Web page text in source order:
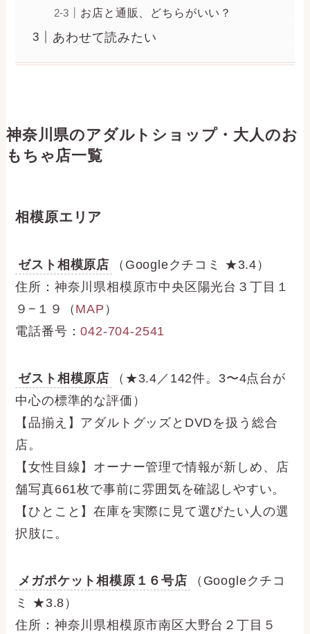
お店と通販、どちらがいい？
あわせて読みたい
神奈川県のアダルトショップ・大人のお
もちゃ店一覧
相模原エリア
ゼスト相模原店
（Googleクチコミ ★3.4）
住所：神奈川県相模原市中央区陽光台３丁目１
９−１９（ MAP ）
電話番号：042-704-2541
ゼスト相模原店
（★3.4／142件。3〜4点台が
中心の標準的な評価）
【品揃え】アダルトグッズとDVDを扱う総合
店。
【女性目線】オーナー管理で情報が新しめ、店
舗写真661枚で事前に雰囲気を確認しやすい。
【ひとこと】在庫を実際に見て選びたい人の選
択肢に。
メガポケット相模原１６号店
（Googleクチコ
ミ ★3.8）
住所：神奈川県相模原市南区大野台２丁目５